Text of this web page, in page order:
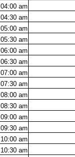
04:00 am
04:30 am
05:00 am
05:30 am
06:00 am
06:30 am
07:00 am
07:30 am
08:00 am
08:30 am
09:00 am
09:30 am
10:00 am
10:30 am